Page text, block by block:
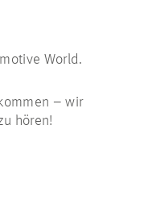
World.
– wir
hören!